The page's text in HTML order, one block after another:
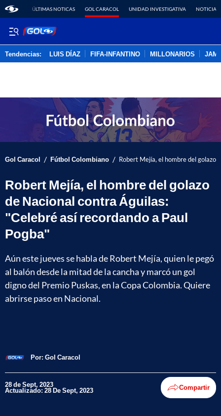
ÚLTIMAS NOTICAS GOL CARACOL UNIDAD INVESTIGATIVA NOTICIAS
Tendencias: LUIS DÍAZ FIFA-INFANTINO MILLONARIOS
Gol Caracol / Fútbol Colombiano / Robert Mejía, el hombre del golazo
Robert Mejía, el hombre del golazo
de Nacional contra Águilas:
"Celebré así recordando a Paul
Pogba"
Aún este jueves se habla de Robert Mejía, quien le pegó
al balón desde la mitad de la cancha y marcó un gol
digno del Premio Puskas, en la Copa Colombia. Quiere
abrirse paso en Nacional.
Por: Gol Caracol
28 de Sept, 2023
Actualizado: 28 De Sept, 2023 Compartir